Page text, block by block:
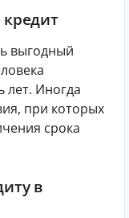
выгодный
лет. Иногда
при которых
срока
в